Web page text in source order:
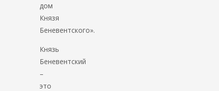
дом
Князя
Беневентского».
Князь
Беневентский
–
это